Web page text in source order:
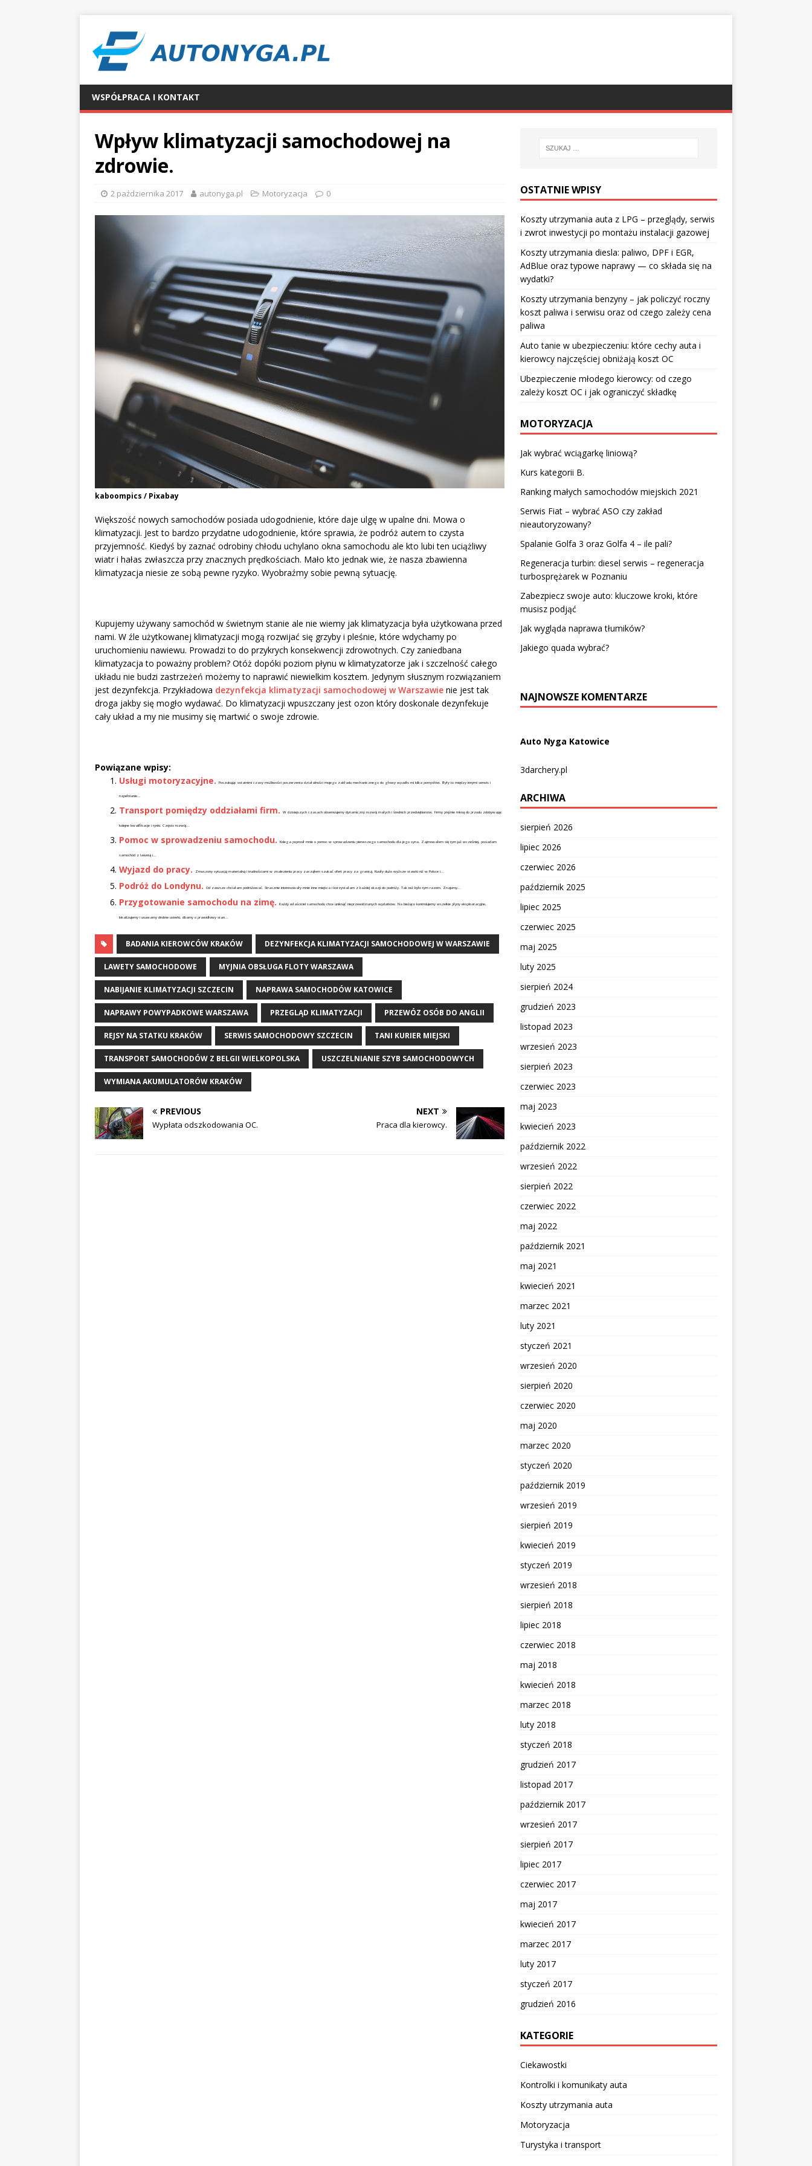
WSPÓŁPRACA I KONTAKT
Wpływ klimatyzacji samochodowej na
zdrowie.
2 października 2017 autonyga.pl Motoryzacja 0
kaboompics / Pixabay
Większość nowych samochodów posiada udogodnienie, które daje ulgę w upalne dni. Mowa o
klimatyzacji. Jest to bardzo przydatne udogodnienie, które sprawia, że podróż autem to czysta
przyjemność. Kiedyś by zaznać odrobiny chłodu uchylano okna samochodu ale kto lubi ten uciążliwy
wiatr i hałas zwłaszcza przy znacznych prędkościach. Mało kto jednak wie, że nasza zbawienna
klimatyzacja niesie ze sobą pewne ryzyko. Wyobraźmy sobie pewną sytuację.
Kupujemy używany samochód w świetnym stanie ale nie wiemy jak klimatyzacja była użytkowana przed
nami. W źle użytkowanej klimatyzacji mogą rozwijać się grzyby i pleśnie, które wdychamy po
uruchomieniu nawiewu. Prowadzi to do przykrych konsekwencji zdrowotnych. Czy zaniedbana
klimatyzacja to poważny problem? Otóż dopóki poziom płynu w klimatyzatorze jak i szczelność całego
układu nie budzi zastrzeżeń możemy to naprawić niewielkim kosztem. Jedynym słusznym rozwiązaniem
jest dezynfekcja. Przykładowa dezynfekcja klimatyzacji samochodowej w Warszawie nie jest tak
droga jakby się mogło wydawać. Do klimatyzacji wpuszczany jest ozon który doskonale dezynfekuje
cały układ a my nie musimy się martwić o swoje zdrowie.
Powiązane wpisy:
Usługi motoryzacyjne.
Poszukując ostatnimi czasy możliwości poszerzenia działalności mojego zakładu mechanicznego do głowy wpadło mi kilka pomysłów. Były to między innymi serwis i
napełnianie...
Transport pomiędzy oddziałami firm. W dzisiejszych czasach obserwujemy dynamiczny rozwój małych i średnich przedsiębiorstw. Firmy prężnie mkną do przodu zdobywając
kolejne kwalifikacje i rynki. Często rozwój...
Pomoc w sprowadzeniu samochodu. Kolega poprosił mnie o pomoc w sprowadzeniu pierwszego samochodu dla jego syna. Zajmowałem się tym już wcześniej, posiadam
samochód z lawetą i...
Wyjazd do pracy. Zmuszony sytuacją materialną i trudnościami w znalezieniu pracy zacząłem szukać ofert pracy za granicą. Kusiły dużo wyższe stawki niż w Polsce i...
Podróż do Londynu. Od zawsze chciałam podróżować. Strasznie interesowały mnie inne miejsca i korzystałam z każdej okazji do podróży. Tak też było tym razem. Znajomy...
Przygotowanie samochodu na zimę. Każdy właściciel samochodu chce uniknąć nieprzewidzianych wydatków. Na bieżąco kontrolujemy wszelkie płyny eksploatacyjne,
lokalizujemy i usuwamy drobne usterki, dbamy o prawidłowy stan...
BADANIA KIEROWCÓW KRAKÓW DEZYNFEKCJA KLIMATYZACJI SAMOCHODOWEJ W WARSZAWIE
LAWETY SAMOCHODOWE MYJNIA OBSŁUGA FLOTY WARSZAWA
NABIJANIE KLIMATYZACJI SZCZECIN NAPRAWA SAMOCHODÓW KATOWICE
NAPRAWY POWYPADKOWE WARSZAWA PRZEGLĄD KLIMATYZACJI PRZEWÓZ OSÓB DO ANGLII
REJSY NA STATKU KRAKÓW SERWIS SAMOCHODOWY SZCZECIN TANI KURIER MIEJSKI
TRANSPORT SAMOCHODÓW Z BELGII WIELKOPOLSKA USZCZELNIANIE SZYB SAMOCHODOWYCH
WYMIANA AKUMULATORÓW KRAKÓW
PREVIOUS
Wypłata odszkodowania OC.
NEXT
Praca dla kierowcy.
OSTATNIE WPISY
Koszty utrzymania auta z LPG – przeglądy, serwis
i zwrot inwestycji po montażu instalacji gazowej
Koszty utrzymania diesla: paliwo, DPF i EGR,
AdBlue oraz typowe naprawy — co składa się na
wydatki?
Koszty utrzymania benzyny – jak policzyć roczny
koszt paliwa i serwisu oraz od czego zależy cena
paliwa
Auto tanie w ubezpieczeniu: które cechy auta i
kierowcy najczęściej obniżają koszt OC
Ubezpieczenie młodego kierowcy: od czego
zależy koszt OC i jak ograniczyć składkę
MOTORYZACJA
Jak wybrać wciągarkę liniową?
Kurs kategorii B.
Ranking małych samochodów miejskich 2021
Serwis Fiat – wybrać ASO czy zakład
nieautoryzowany?
Spalanie Golfa 3 oraz Golfa 4 – ile pali?
Regeneracja turbin: diesel serwis – regeneracja
turbosprężarek w Poznaniu
Zabezpiecz swoje auto: kluczowe kroki, które
musisz podjąć
Jak wygląda naprawa tłumików?
Jakiego quada wybrać?
NAJNOWSZE KOMENTARZE
Auto Nyga Katowice
3darchery.pl
ARCHIWA
sierpień 2026
lipiec 2026
czerwiec 2026
październik 2025
lipiec 2025
czerwiec 2025
maj 2025
luty 2025
sierpień 2024
grudzień 2023
listopad 2023
wrzesień 2023
sierpień 2023
czerwiec 2023
maj 2023
kwiecień 2023
październik 2022
wrzesień 2022
sierpień 2022
czerwiec 2022
maj 2022
październik 2021
maj 2021
kwiecień 2021
marzec 2021
luty 2021
styczeń 2021
wrzesień 2020
sierpień 2020
czerwiec 2020
maj 2020
marzec 2020
styczeń 2020
październik 2019
wrzesień 2019
sierpień 2019
kwiecień 2019
styczeń 2019
wrzesień 2018
sierpień 2018
lipiec 2018
czerwiec 2018
maj 2018
kwiecień 2018
marzec 2018
luty 2018
styczeń 2018
grudzień 2017
listopad 2017
październik 2017
wrzesień 2017
sierpień 2017
lipiec 2017
czerwiec 2017
maj 2017
kwiecień 2017
marzec 2017
luty 2017
styczeń 2017
grudzień 2016
KATEGORIE
Ciekawostki
Kontrolki i komunikaty auta
Koszty utrzymania auta
Motoryzacja
Turystyka i transport